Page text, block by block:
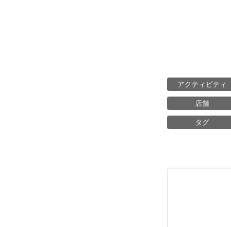
アクティビティ
店舗
タグ